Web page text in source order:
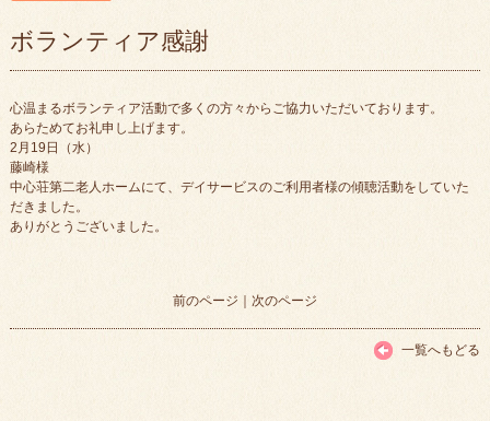
ボランティア感謝
心温まるボランティア活動で多くの方々からご協力いただいております。
あらためてお礼申し上げます。
2月19日（水）
藤崎様
中心荘第二老人ホームにて、デイサービスのご利用者様の傾聴活動をしていた
だきました。
ありがとうございました。
前のページ ｜ 次のページ
一覧へもどる